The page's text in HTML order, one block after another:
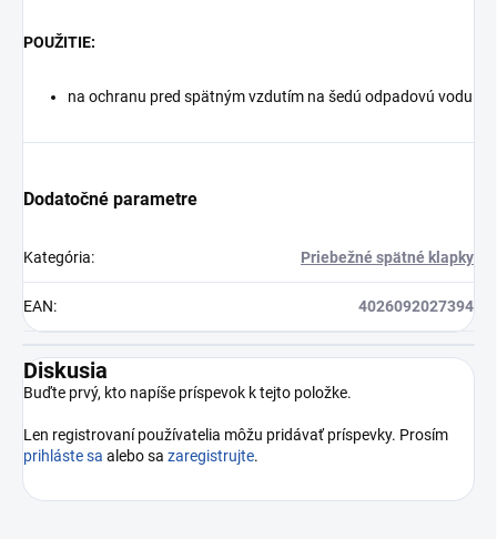
POUŽITIE:
na ochranu pred spätným vzdutím na šedú odpadovú vodu
Dodatočné parametre
Kategória: Priebežné spätné klapky
EAN: 4026092027394
Diskusia
Buďte prvý, kto napíše príspevok k tejto položke.
Len registrovaní používatelia môžu pridávať príspevky. Prosím
prihláste sa alebo sa zaregistrujte.